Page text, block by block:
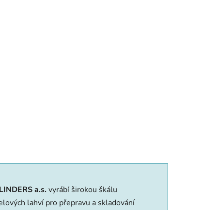
a.s. vyrábí širokou škálu
lahví pro přepravu a skladování